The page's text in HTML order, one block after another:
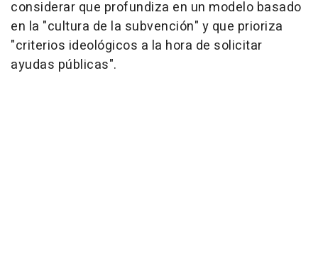
considerar que profundiza en un modelo basado
en la "cultura de la subvención" y que prioriza
"criterios ideológicos a la hora de solicitar
ayudas públicas".